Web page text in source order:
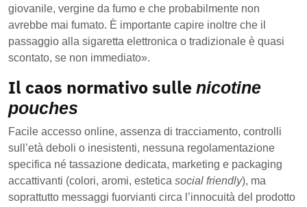
giovanile, vergine da fumo e che probabilmente non
avrebbe mai fumato. È importante capire inoltre che il
passaggio alla sigaretta elettronica o tradizionale è quasi
scontato, se non immediato».
Il caos normativo sulle nicotine
pouches
Facile accesso online, assenza di tracciamento, controlli
sull’età deboli o inesistenti, nessuna regolamentazione
specifica né tassazione dedicata, marketing e packaging
accattivanti (colori, aromi, estetica social friendly), ma
soprattutto messaggi fuorvianti circa l’innocuità del prodotto